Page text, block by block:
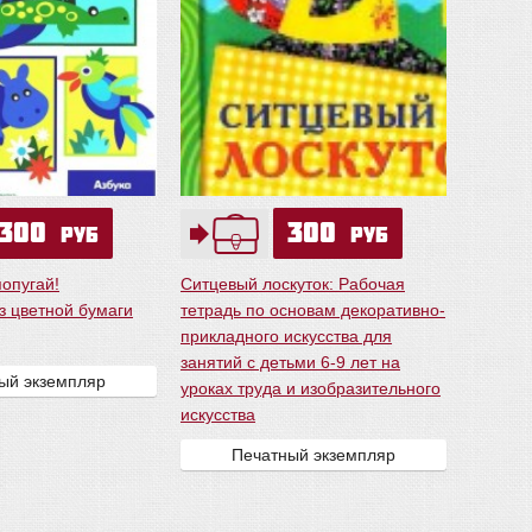
руб
цветной бумаги
экземпляр
300 руб
Ситцевый лоскуток: Рабочая
тетрадь по основам декоративно-
прикладного искусства для
занятий с детьми 6-9 лет на
уроках труда и изобразительного
искусства
Печатный экземпляр